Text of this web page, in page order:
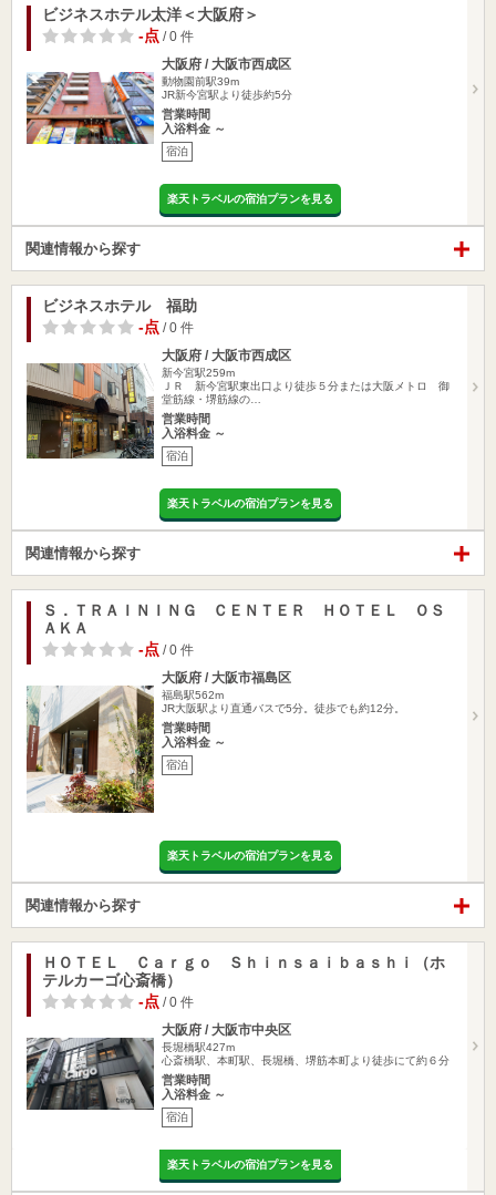
ビジネスホテル太洋＜大阪府＞
-点 / 0 件
大阪府 / 大阪市西成区
動物園前駅39m
JR新今宮駅より徒歩約5分
営業時間
入浴料金 ～
宿泊
楽天トラベルの宿泊プランを見る
関連情報から探す
ビジネスホテル 福助
-点 / 0 件
大阪府 / 大阪市西成区
新今宮駅259m
ＪＲ 新今宮駅東出口より徒歩５分または大阪メトロ 御
堂筋線・堺筋線の…
営業時間
入浴料金 ～
宿泊
楽天トラベルの宿泊プランを見る
関連情報から探す
Ｓ．ＴＲＡＩＮＩＮＧ ＣＥＮＴＥＲ ＨＯＴＥＬ ＯＳ
ＡＫＡ
-点 / 0 件
大阪府 / 大阪市福島区
福島駅562m
JR大阪駅より直通バスで5分。徒歩でも約12分。
営業時間
入浴料金 ～
宿泊
楽天トラベルの宿泊プランを見る
関連情報から探す
ＨＯＴＥＬ Ｃａｒｇｏ Ｓｈｉｎｓａｉｂａｓｈｉ（ホ
テルカーゴ心斎橋）
-点 / 0 件
大阪府 / 大阪市中央区
長堀橋駅427m
心斎橋駅、本町駅、長堀橋、堺筋本町より徒歩にて約６分
営業時間
入浴料金 ～
宿泊
楽天トラベルの宿泊プランを見る